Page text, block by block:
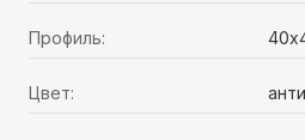
Профиль:
Цвет: